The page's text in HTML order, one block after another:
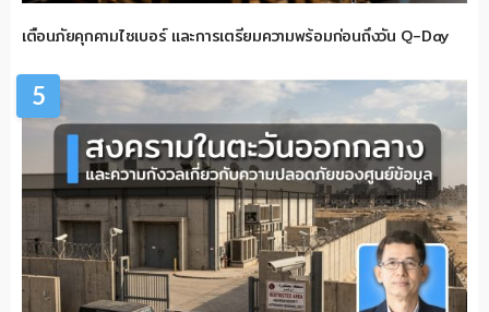
เตือนภัยคุกคามไซเบอร์ และการเตรียมความพร้อมก่อนถึงวัน Q-Day
5